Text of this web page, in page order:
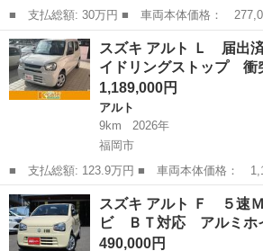
■ 支払総額: 30万円 ■ 車両本体価格： 277,000 円 ■ メーカー
名： スズキ ■ 車種名： アルトエコ ■ グ
Ｓ ■ 排気量： 660cc ■ ドア枚数： 5D ■
福岡 福岡市 アルト
スズキ アルト Ｌ 届出
イドリングストップ 衝
1,189,000円
アルト
9km
2026年
福岡市
■ 支払総額: 123.9万円 ■ 車両本体価格： 1,189,000 円 ■ メーカ
ー名： スズキ ■ 車種名： アルト ■ グレ
未使用車 禁煙車アイドリングストップ 衝突
レス ス...
福岡 福岡市 アルト
スズキ アルト Ｆ ５速
ビ ＢＴ対応 アルミホ
490,000円